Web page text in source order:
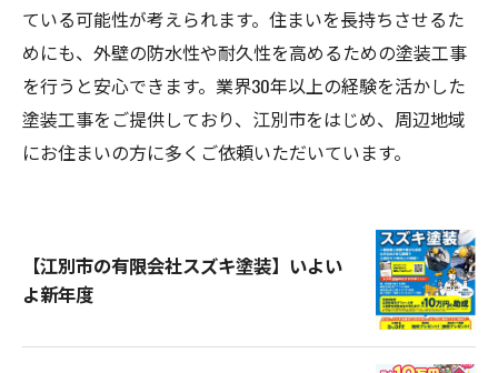
ている可能性が考えられます。住まいを長持ちさせるた
めにも、外壁の防水性や耐久性を高めるための塗装工事
を行うと安心できます。業界30年以上の経験を活かした
塗装工事をご提供しており、江別市をはじめ、周辺地域
にお住まいの方に多くご依頼いただいています。
【江別市の有限会社スズキ塗装】いよい
よ新年度